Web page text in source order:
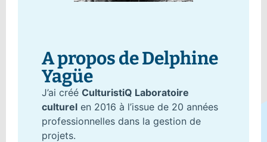
A propos de Delphine
Yagüe
J’ai créé CulturistiQ Laboratoire
culturel en 2016 à l’issue de 20 années
professionnelles dans la gestion de
projets.